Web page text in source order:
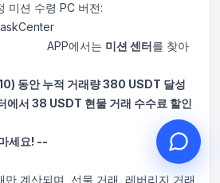
미션 수령 PC 버전:
서는 미션 센터를 찾아
동안 누적 거래량 380 USDT 달성
에서 38 USDT 현물 거래 수수료 할인
세요! --
만 계산되며, 선물 거래, 레버리지 거래
문의 티켓 진행 상황 확인